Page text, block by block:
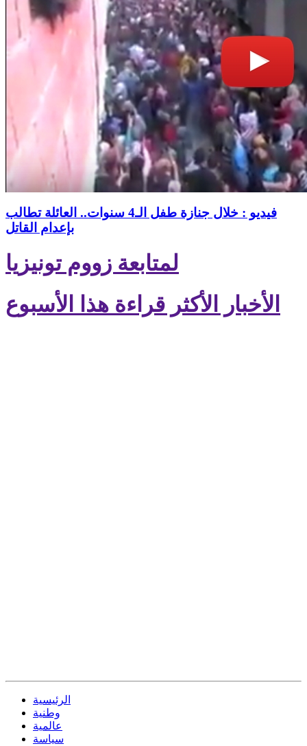
فيديو : خلال جنازة طفل الـ4 سنوات.. العائلة تطالب
بإعدام القاتل
لمتابعة زووم تونيزيا
الأخبار الأكثر قراءة هذا الأسبوع
الرئيسية
وطنية
عالمية
سياسة